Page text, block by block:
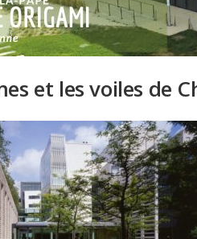
et les voiles de